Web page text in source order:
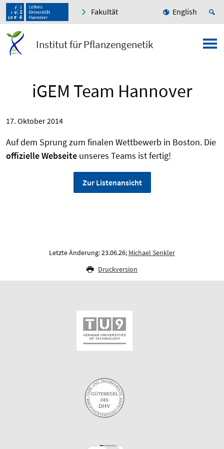
Fakultät English
Institut für Pflanzengenetik
iGEM Team Hannover
17. Oktober 2014
Auf dem Sprung zum finalen Wettbewerb in Boston. Die
offizielle Webseite unseres Teams ist fertig!
Zur Listenansicht
Letzte Änderung: 23.06.26; Michael Senkler
Druckversion